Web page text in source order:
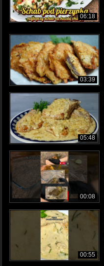
06:18
03:39
05:48
00:08
00:55